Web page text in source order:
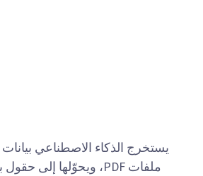
يستخرج الذكاء الاصطناعي بيانات